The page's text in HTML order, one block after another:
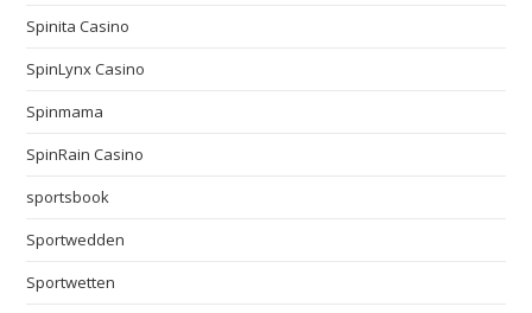
Spinita Casino
SpinLynx Casino
Spinmama
SpinRain Casino
sportsbook
Sportwedden
Sportwetten